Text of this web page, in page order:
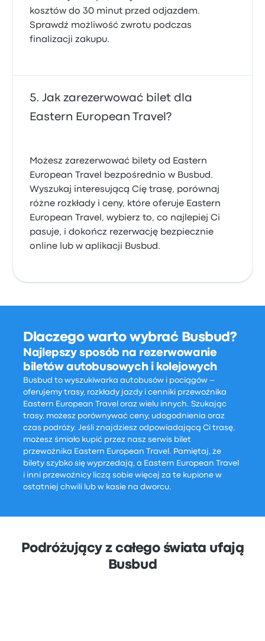
kosztów do 30 minut przed odjazdem.
Sprawdź możliwość zwrotu podczas
finalizacji zakupu.
Jak zarezerwować bilet dla
Eastern European Travel?
Możesz zarezerwować bilety od Eastern
European Travel bezpośrednio w Busbud.
Wyszukaj interesującą Cię trasę, porównaj
różne rozkłady i ceny, które oferuje Eastern
European Travel, wybierz to, co najlepiej Ci
pasuje, i dokończ rezerwację bezpiecznie
online lub w aplikacji Busbud.
Dlaczego warto wybrać Busbud?
Najlepszy sposób na rezerwowanie
biletów autobusowych i kolejowych
Busbud to wyszukiwarka autobusów i pociągów –
oferujemy trasy, rozkłady jazdy i cenniki przewoźnika
Eastern European Travel oraz wielu innych. Szukając
trasy, możesz porównywać ceny, udogodnienia oraz
czas podróży. Jeśli znajdziesz odpowiadającą Ci trasę,
możesz śmiało kupić przez nasz serwis bilet
przewoźnika Eastern European Travel. Pamiętaj, że
bilety szybko się wyprzedają, a Eastern European Travel
i inni przewoźnicy liczą sobie więcej za te kupione w
ostatniej chwili lub w kasie na dworcu.
Podróżujący z całego świata ufają
Busbud